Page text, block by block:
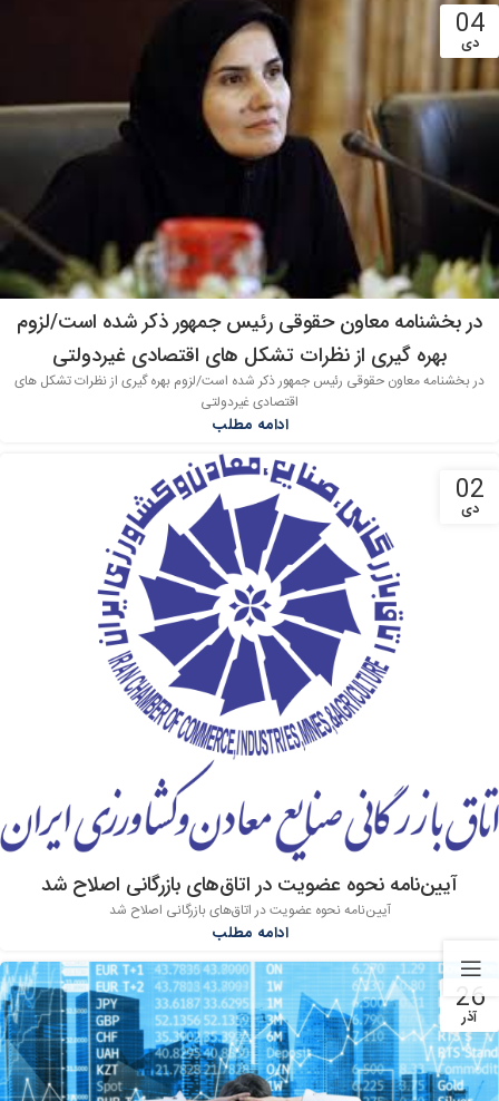
04
دی
در بخشنامه معاون حقوقی رئیس جمهور ذکر شده است/لزوم
بهره گیری از نظرات تشکل های اقتصادی غیردولتی
در بخشنامه معاون حقوقی رئیس جمهور ذکر شده است/لزوم بهره گیری از نظرات تشکل های
اقتصادی غیردولتی
ادامه مطلب
02
دی
آیین‌نامه نحوه عضویت در اتاق‌های بازرگانی اصلاح شد
آیین‌نامه نحوه عضویت در اتاق‌های بازرگانی اصلاح شد
ادامه مطلب
26
آذر